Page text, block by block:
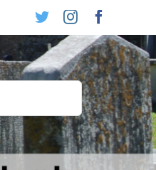
TwitterInstagram